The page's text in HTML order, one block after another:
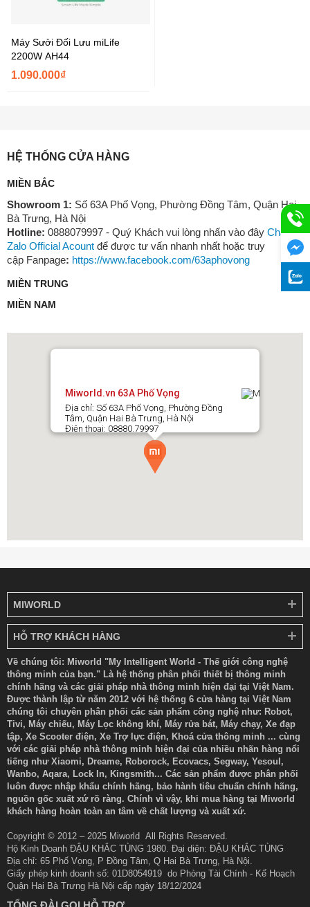
Máy Sưởi Đối Lưu miLife
2200W AH44
1.090.000₫
HỆ THỐNG CỬA HÀNG
MIỀN BẮC
Showroom 1: Số 63A Phố Vọng, Phường Đồng Tâm, Quận Hai
Bà Trưng, Hà Nội
Hotline: 0888079997 - Quý Khách vui lòng nhấn vào đây Chat
Zalo Official Acount để được tư vấn nhanh nhất hoặc truy
cập Fanpage: https://www.facebook.com/63aphovong
MIỀN TRUNG
MIỀN NAM
Miworld.vn 63A Phố Vọng
Địa chỉ: Số 63A Phố Vọng, Phường Đồng
Tâm, Quận Hai Bà Trưng, Hà Nội
Điện thoại: 08880.79997
MIWORLD
HỖ TRỢ KHÁCH HÀNG
Về chúng tôi: Miworld "My Intelligent World - Thế giới công nghệ
thông minh của bạn." Là hệ thống phân phối thiết bị thông minh
chính hãng và các giải pháp nhà thông minh hiện đại tại Việt Nam.
Được thành lập từ năm 2012 với hệ thống 6 cửa hàng tại Việt Nam
chúng tôi chuyên phân phối các sản phẩm công nghệ như: Robot,
Tivi, Máy chiếu, Máy Lọc không khí, Máy rửa bát, Máy chạy, Xe đạp
tập, Xe Scooter điện, Xe Trợ lực điện, Khoá cửa thông minh ... cùng
với các giải pháp nhà thông minh hiện đại của nhiều nhãn hàng nổi
tiếng như Xiaomi, Dreame, Roborock, Ecovacs, Segway, Yesoul,
Wanbo, Aqara, Lock In, Kingsmith... Các sản phẩm được phân phối
luôn được nhập khẩu chính hãng, bảo hành tiêu chuẩn chính hãng,
nguồn gốc xuất xứ rõ ràng. Chính vì vậy, khi mua hàng tại Miworld
khách hàng hoàn toàn an tâm về chất lượng và xuất xứ.
Copyright © 2012 – 2025 Miworld All Rights Reserved.
Hộ Kinh Doanh ĐẬU KHẮC TÙNG 1980. Đại diện: ĐẬU KHẮC TÙNG
Địa chỉ: 65 Phố Vọng, P Đồng Tâm, Q Hai Bà Trưng, Hà Nội.
Giấy phép kinh doanh số: 01D8054919 do Phòng Tài Chính - Kế Hoạch
Quận Hai Bà Trưng Hà Nội cấp ngày 18/12/2024